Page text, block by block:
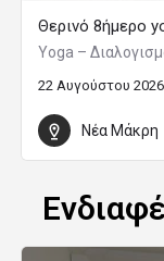
Θερινό 8ήμερο
Yoga –
22 Αυγούστου
Νέα Μάκρη